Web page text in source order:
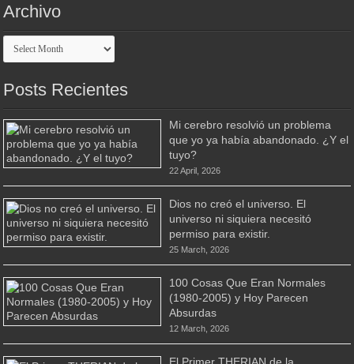
Archivo
Archivo
Posts Recientes
Mi cerebro resolvió un problema
que yo ya había abandonado. ¿Y el
tuyo?
22 April, 2026
Dios no creó el universo. El
universo ni siquiera necesitó
permiso para existir.
25 March, 2026
100 Cosas Que Eran Normales
(1980-2005) y Hoy Parecen
Absurdas
12 March, 2026
El Primer THERIAN de la